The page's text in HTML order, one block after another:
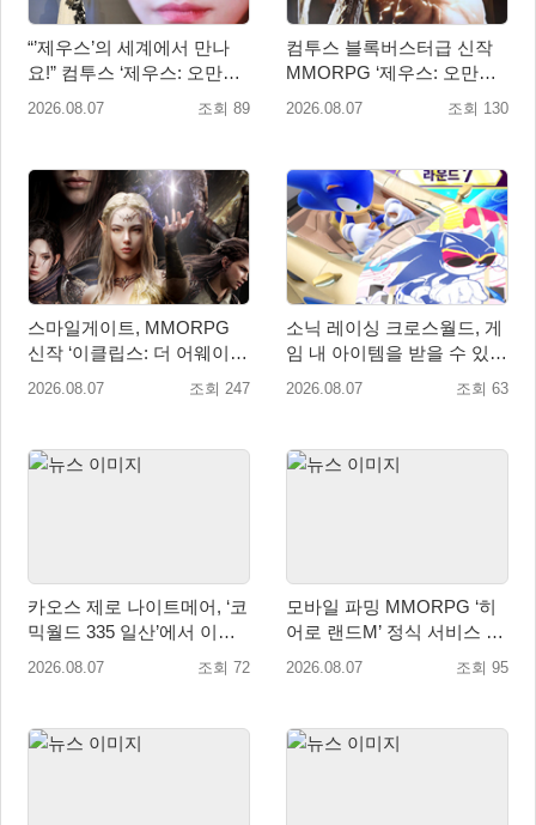
“’제우스’의 세계에서 만나
요!” 컴투스 ‘제우스: 오만의
신’ 쇼케이스 찾은 배우 박지
2026.08.07 조회 89
컴투스 블록버스터급 신작
MMORPG ‘제우스: 오만의
신’, 8월 26일 출시!
2026.08.07 조회 130
스마일게이트, MMORPG
신작 ‘이클립스: 더 어웨이크
닝’ 9월 10일 론칭!
2026.08.07 조회 247
소닉 레이싱 크로스월드, 게
임 내 아이템을 받을 수 있는
‘레전드 대회 라운드 7’ 개최!
2026.08.07 조회 63
카오스 제로 나이트메어, ‘코
믹월드 335 일산’에서 이용
자 소통 예고
2026.08.07 조회 72
모바일 파밍 MMORPG ‘히
어로 랜드M’ 정식 서비스 돌
입
2026.08.07 조회 95